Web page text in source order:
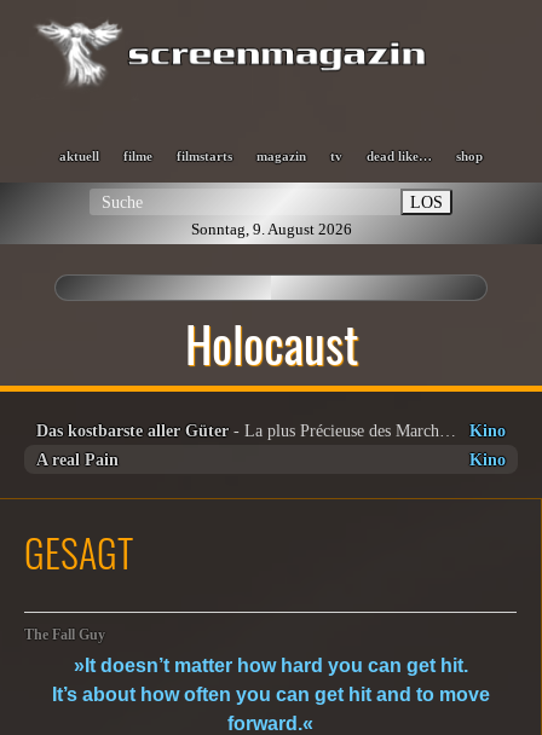
aktuell filme filmstarts magazin tv dead like… shop
LOS
Sonntag, 9. August 2026
Holocaust
Das kostbarste aller Güter
Kino
A real Pain
Kino
GESAGT
The Fall Guy
»It doesn’t matter how hard you can get hit.
It’s about how often you can get hit and to move
forward.«